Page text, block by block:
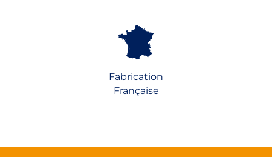
Fabrication
Française